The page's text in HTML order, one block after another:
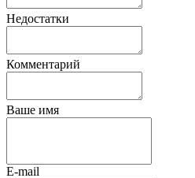
Недостатки
Комментарий
Ваше имя
E-mail